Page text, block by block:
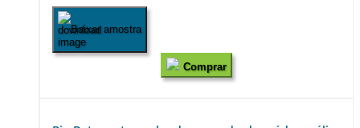
Baixar amostra
Comprar